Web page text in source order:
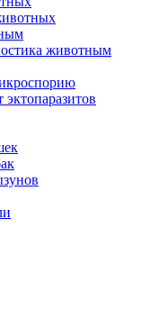
животным